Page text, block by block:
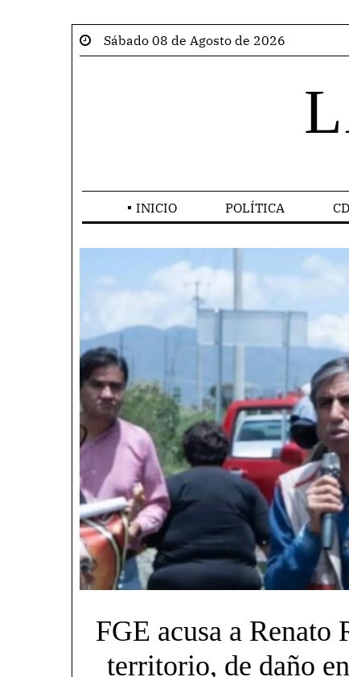
Sábado 08 de Agosto de 2026
INICIO POLÍTICA
FGE acusa a Renato
territorio, de daño